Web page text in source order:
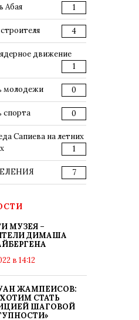
Абая 1
4
движение
1
молодежи 0
спорта 0
Сапиева на летних
1
7
МУЗЕЯ –
ДИМАША
в 14:12
ЖАМПЕИСОВ:
СТАТЬ
ШАГОВОЙ